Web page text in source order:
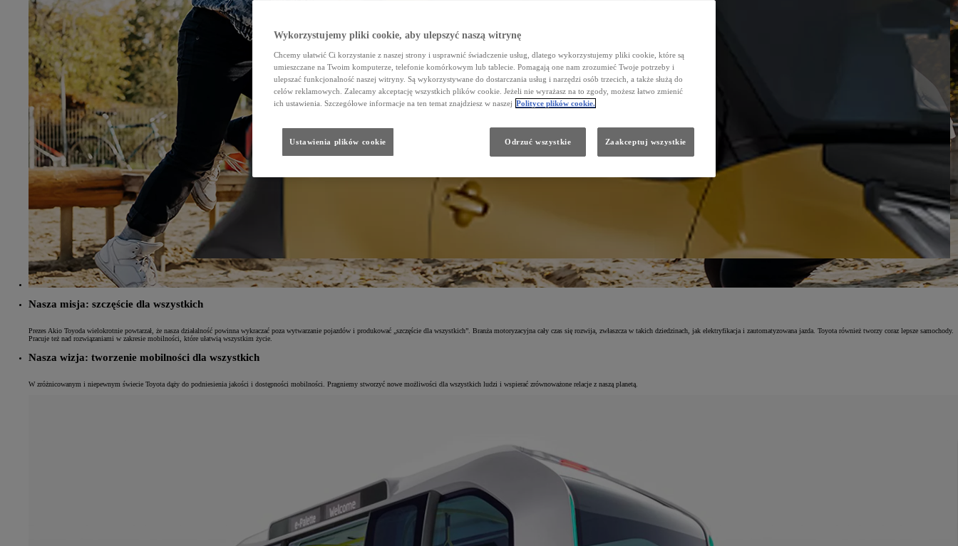
Nasza misja: szczęście dla wszystkich
Prezes Akio Toyoda wielokrotnie powtarzał, że nasza działalność powinna wykraczać poza wytwarzanie pojazdów i produkować „szczęście dla wszystkich”. Branża motoryzacyjna cały czas się rozwija, zwłaszcza w takich dziedzinach, jak elektryfikacja i zautomatyzowana jazda. Toyota również tworzy coraz lepsze samochody.
Pracuje też nad rozwiązaniami w zakresie mobilności, które ułatwią wszystkim życie.
Nasza wizja: tworzenie mobilności dla wszystkich
W zróżnicowanym i niepewnym świecie Toyota dąży do podniesienia jakości i dostępności mobilności. Pragniemy stworzyć nowe możliwości dla wszystkich ludzi i wspierać zrównoważone relacje z naszą planetą.
Wykorzystujemy pliki cookie, aby ulepszyć naszą witrynę
Chcemy ułatwić Ci korzystanie z naszej strony i usprawnić świadczenie usług, dlatego wykorzystujemy pliki cookie, które są
umieszczane na Twoim komputerze, telefonie komórkowym lub tablecie. Pomagają one nam zrozumieć Twoje potrzeby i
ulepszać funkcjonalność naszej witryny. Są wykorzystywane do dostarczania usług i narzędzi osób trzecich, a także służą do
celów reklamowych. Zalecamy akceptację wszystkich plików cookie. Jeżeli nie wyrażasz na to zgody, możesz łatwo zmienić
ich ustawienia. Szczegółowe informacje na ten temat znajdziesz w naszej Polityce plików cookie.
Ustawienia plików cookie Odrzuć wszystkie Zaakceptuj wszystkie